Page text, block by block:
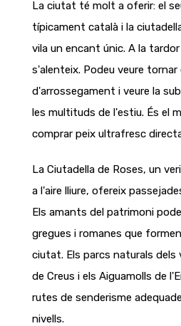
La ciutat té molt a oferir: el
típicament català i la
vila un encant únic. A la
s'alenteix. Podeu veure tornar
d'arrossegament i veure la
les multituds de l'estiu. És el
comprar peix ultrafresc
La Ciutadella de Roses, un
a l'aire lliure, ofereix
Els amants del patrimoni
gregues i romanes que
ciutat. Els parcs naturals dels
de Creus i els Aiguamolls de
rutes de senderisme
nivells.